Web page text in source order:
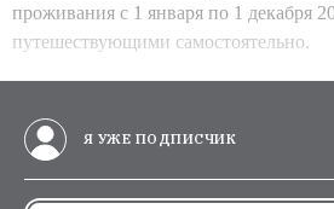
проживания с 1 января по 1 декабря
путешествующими самостоятельно.
Я УЖЕ ПОДПИСЧИК